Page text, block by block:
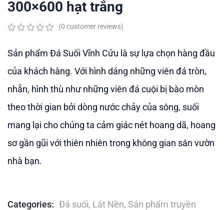
300×600 hạt trắng
out
of
based
on
customer
ratings
(0 customer reviews)
Sản phẩm Đá Suối Vĩnh Cửu là sự lựa chọn hàng đầu
của khách hàng. Với hình dáng những viên đá tròn,
nhẵn, hình thù như những viên đá cuội bị bào mòn
theo thời gian bởi dòng nước chảy của sông, suối
mang lại cho chúng ta cảm giác nét hoang dã, hoang
sơ gần gũi với thiên nhiên trong không gian sân vườn
nhà bạn.
Categories: Đá suối, Lát Nền, Sản phẩm truyền